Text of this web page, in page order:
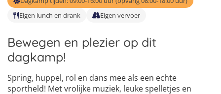
Eigen lunch en drank
Eigen vervoer
Bewegen en plezier op dit
dagkamp!
Spring, huppel, rol en dans mee als een echte
sportheld! Met vrolijke muziek, leuke spelletjes en